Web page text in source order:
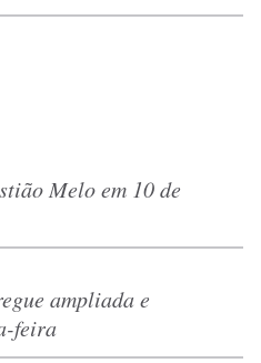
Melo em 10 de
ampliada e
feira